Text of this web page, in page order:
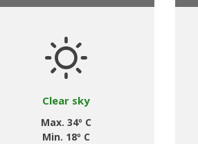
Clear sky
Max. 34º C
Min. 18º C